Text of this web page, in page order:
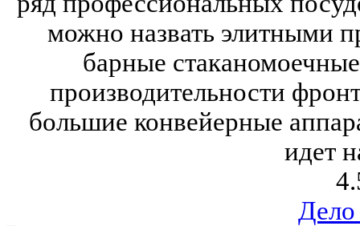
можно назвать элитными
барные
производительности
большие конвейерные
идет
Дело